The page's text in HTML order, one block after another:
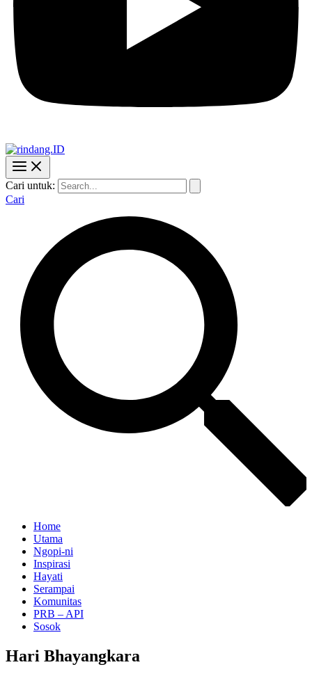
Cari untuk:
Cari
Home
Utama
Ngopi-ni
Inspirasi
Hayati
Serampai
Komunitas
PRB – API
Sosok
Hari Bhayangkara